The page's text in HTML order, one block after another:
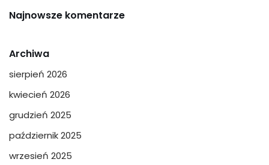
Najnowsze komentarze
Archiwa
sierpień 2026
kwiecień 2026
grudzień 2025
październik 2025
wrzesień 2025